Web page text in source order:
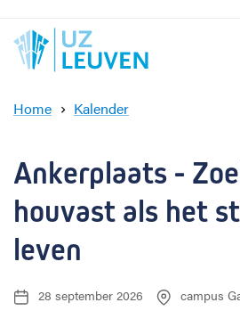
Home Kalender
e
r
p
t
Ankerplaats -
houvast als het
leven
28 september 2026 campus